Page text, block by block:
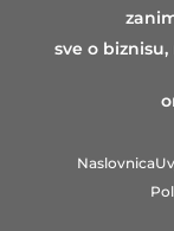
sve o
Naslovnica